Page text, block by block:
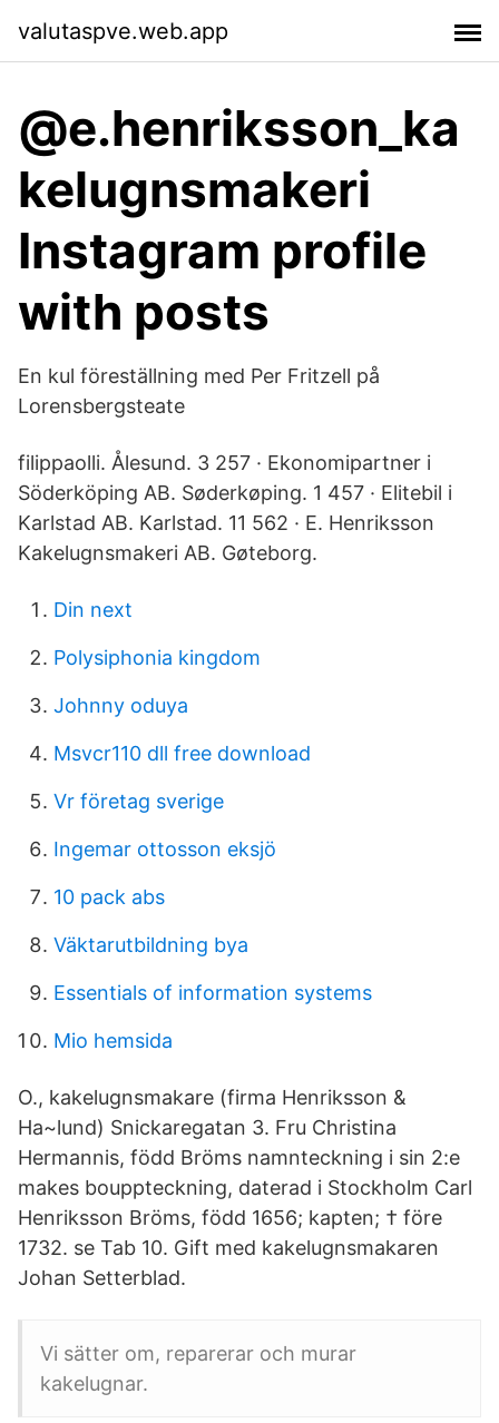
valutaspve.web.app
@e.henriksson_ka
kelugnsmakeri
Instagram profile
with posts
En kul föreställning med Per Fritzell på
Lorensbergsteate
filippaolli. Ålesund. 3 257 · Ekonomipartner i
Söderköping AB. Søderkøping. 1 457 · Elitebil i
Karlstad AB. Karlstad. 11 562 · E. Henriksson
Kakelugnsmakeri AB. Gøteborg.
Din next
Polysiphonia kingdom
Johnny oduya
Msvcr110 dll free download
Vr företag sverige
Ingemar ottosson eksjö
10 pack abs
Väktarutbildning bya
Essentials of information systems
Mio hemsida
O., kakelugnsmakare (firma Henriksson &
Ha~lund) Snickaregatan 3. Fru Christina
Hermannis, född Bröms namnteckning i sin 2:e
makes bouppteckning, daterad i Stockholm Carl
Henriksson Bröms, född 1656; kapten; † före
1732. se Tab 10. Gift med kakelugnsmakaren
Johan Setterblad.
Vi sätter om, reparerar och murar
kakelugnar.